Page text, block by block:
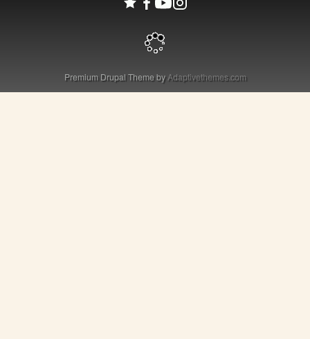
Premium Drupal Theme byAdaptivethemes.com